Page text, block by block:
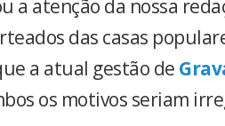
a atenção da nossa
das casas
a atual gestão de
os motivos seriam